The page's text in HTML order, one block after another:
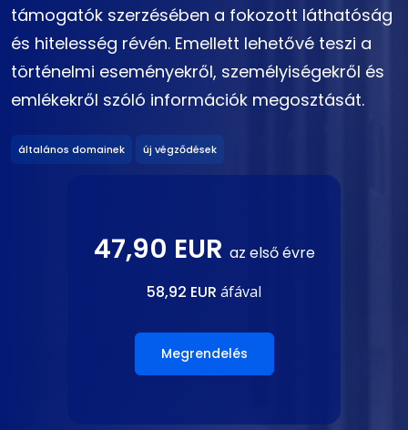
támogatók szerzésében a fokozott láthatóság
és hitelesség révén. Emellett lehetővé teszi a
történelmi eseményekről, személyiségekről és
emlékekről szóló információk megosztását.
általános domainek új végződések
47,90 EUR az első évre
58,92 EUR áfával
Megrendelés